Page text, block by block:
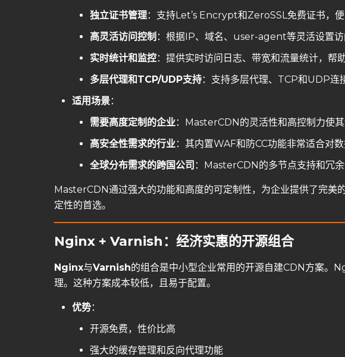
独立证书管理：支持Let’s Encrypt和ZeroSSL免费证书，便
高灵活访问控制 ：根据IP、域名、user-agent等灵活设置访
实时统计和监控：提供实时访问日志、带宽和流量统计，帮
多层代理和TCP/UDP支持：支持多层代理、TCP和UDP连
适用场景：
需要高度定制的企业：MasterCDN的灵活性和高控制力使
高安全性需求的行业：其内置WAF和防CC功能非常适合对
全球分布需求的跨国公司 ：MasterCDN的多节点支持和冗
MasterCDN通过强大的功能和高度的可定制性，为企业提供了完美
定性的首选。
Nginx + Varnish：经济实惠的开源组合
Nginx与Varnish的组合是中小型企业常用的开源自建CDN方案。
理。这种方案成本较低，且易于配置。
优势：
开源免费，性价比高
强大的缓存管理和反向代理功能